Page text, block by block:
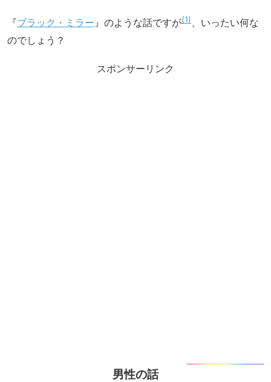
『ブラック・ミラー』のような話ですが 1 、いったい何な
のでしょう？
スポンサーリンク
男性の話